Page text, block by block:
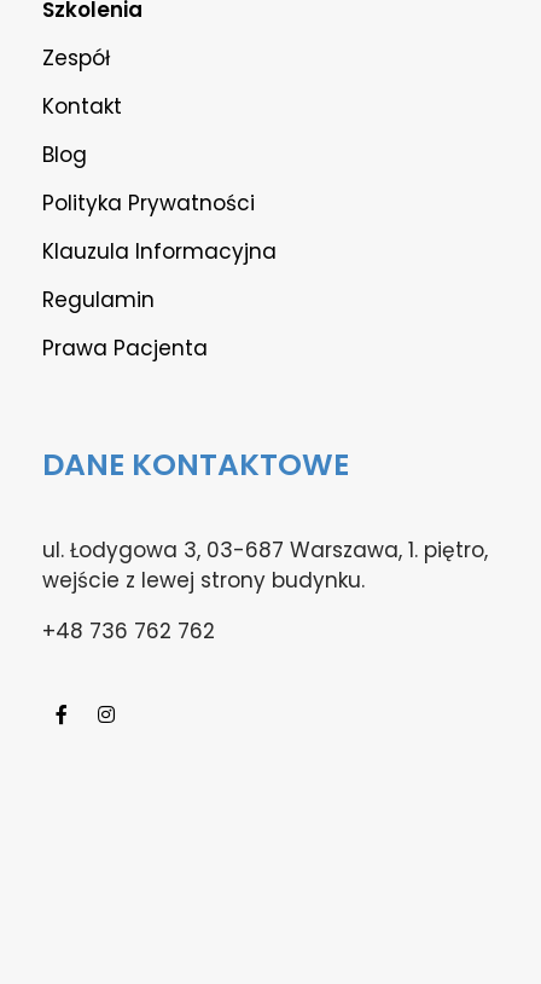
Szkolenia
Zespół
Kontakt
Blog
Polityka Prywatności
Klauzula Informacyjna
Regulamin
Prawa Pacjenta
DANE KONTAKTOWE
ul. Łodygowa 3, 03-687 Warszawa, 1. piętro,
wejście z lewej strony budynku.
+48 736 762 762